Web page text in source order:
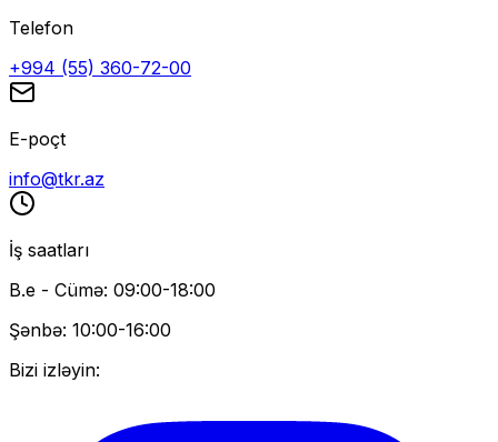
Telefon
+994 (55) 360-72-00
E-poçt
info@tkr.az
İş saatları
B.e - Cümə: 09:00-18:00
Şənbə: 10:00-16:00
Bizi izləyin: